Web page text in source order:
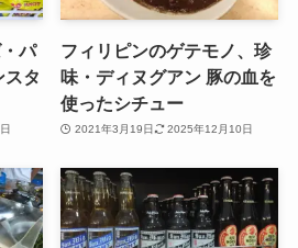
パ
スタ
フィリピンのゲテモノ、珍
味・ディヌグアン 豚の血を
使ったシチュー
2021年3月19日 2025年12月10日